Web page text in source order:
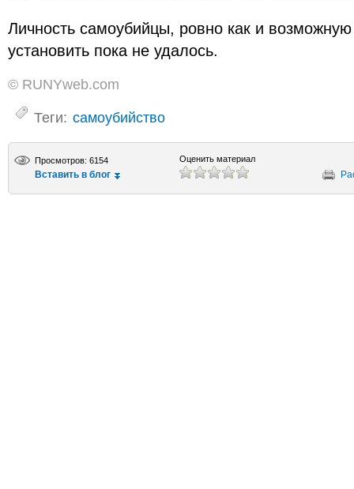
Личность самоубийцы, ровно как и
установить пока не удалось.
© RUNYweb.com
Теги: самоубийство
Просмотров: 6154
Вставить в блог
Оценить материал